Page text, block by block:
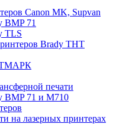
Canon MK, Supvan
BMP 71
TLS
Brady THT
ТМАРК
печати
BMP 71 и M710
на лазерных принтерах